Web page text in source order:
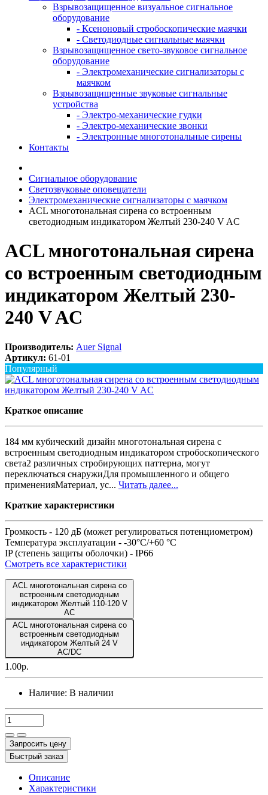
Взрывозащищенное визуальное сигнальное
оборудование
- Ксеноновый стробоскопические маячки
- Светодиодные сигнальные маячки
Взрывозащищенное свето-звуковое сигнальное
оборудование
- Электромеханические сигнализаторы с
маячком
Взрывозащищенные звуковые сигнальные
устройства
- Электро-механические гудки
- Электро-механические звонки
- Электронные многотональные сирены
Контакты
Сигнальное оборудование
Светозвуковые оповещатели
Электромеханические сигнализаторы с маячком
ACL многотональная сирена со встроенным
светодиодным индикатором Желтый 230-240 V AC
ACL многотональная сирена
со встроенным светодиодным
индикатором Желтый 230-
240 V AC
Производитель: Auer Signal
Артикул: 61-01
Популярный
Краткое описание
184 мм кубический дизайн многотональная сирена с
встроенным светодиодным индикатором стробоскопического
света2 различных стробирующих паттерна, могут
переключаться снаружиДля промышленного и общего
примененияМатериал, ус... Читать далее...
Краткие характеристики
Громкость - 120 дБ (может регулироваться потенциометром)
Температура эксплуатации - -30°C/+60 °C
IP (степень защиты оболочки) - IP66
Смотреть все характеристики
ACL многотональная сирена со
встроенным светодиодным
индикатором Желтый 110-120 V
AC
ACL многотональная сирена со
встроенным светодиодным
индикатором Желтый 24 V
AC/DC
1.00р.
Наличие: В наличии
Запросить цену
Быстрый заказ
Описание
Характеристики